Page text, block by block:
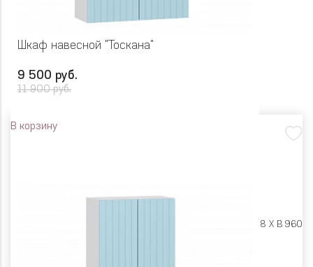
Шкаф навесной "Тоскана"
9 500 руб.
11 900 руб.
В корзину
Ш 800 X Г 318 X В 960